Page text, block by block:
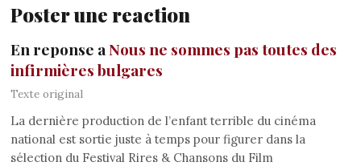
Poster une reaction
En reponse aNous ne sommes pas toutes des
infirmières bulgares
Texte original
La dernière production de l’enfant terrible du cinéma
national est sortie juste à temps pour figurer dans la
sélection du Festival Rires & Chansons du Film